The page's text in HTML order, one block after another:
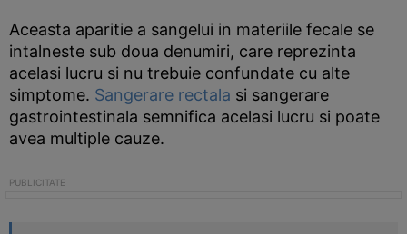
Aceasta aparitie a sangelui in materiile fecale se
intalneste sub doua denumiri, care reprezinta
acelasi lucru si nu trebuie confundate cu alte
simptome. Sangerare rectala si sangerare
gastrointestinala semnifica acelasi lucru si poate
avea multiple cauze.